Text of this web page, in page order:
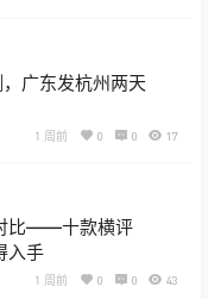
广东发杭州两天
1 周前 0 0 17
比——十款横评
入手
1 周前 0 0 43